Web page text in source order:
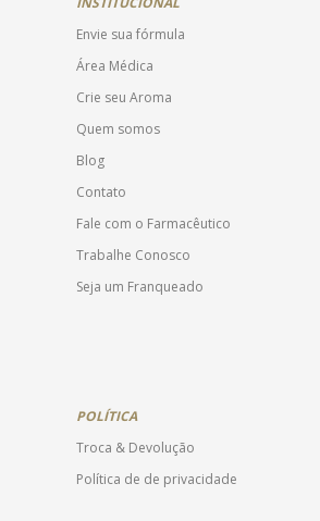
Envie sua fórmula
Área Médica
Crie seu Aroma
Quem somos
Blog
Contato
Fale com o Farmacêutico
Trabalhe Conosco
Seja um Franqueado
POLÍTICA
Troca & Devolução
Política de de privacidade